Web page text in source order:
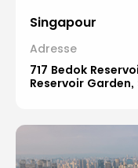
Singapour
Adresse
717 Bedok
Reservoir